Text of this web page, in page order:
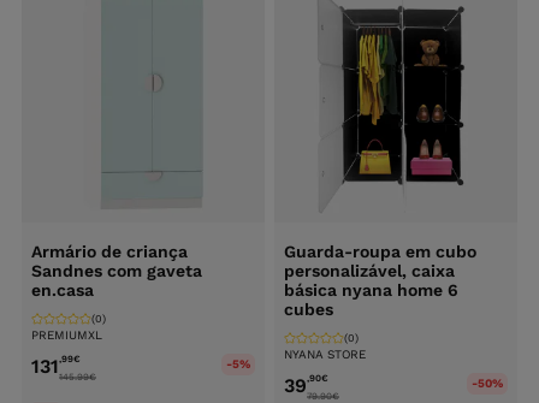
Armário de criança
Sandnes com gaveta
en.casa
PREMIUMXL
(0)
131,99€
145.99€
-5%
Guarda-roupa em cubo
personalizável, caixa
básica nyana home 6
cubes
NYANA STORE
(0)
39,90€
79.90€
-50%